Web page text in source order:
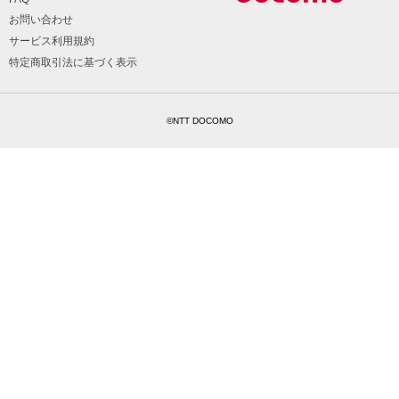
お問い合わせ
サービス利用規約
特定商取引法に基づく表示
©NTT DOCOMO